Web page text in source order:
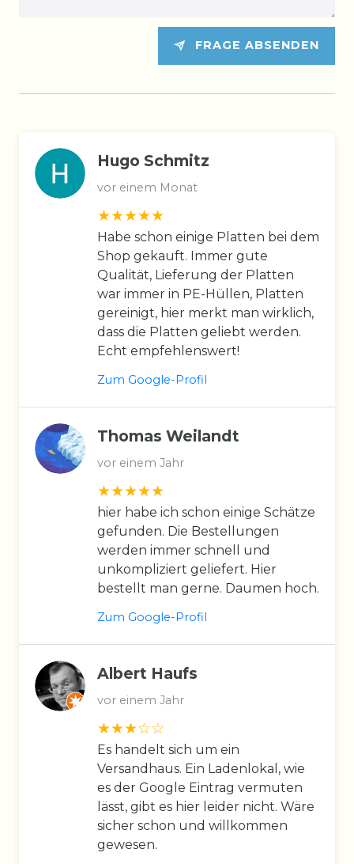
FRAGE ABSENDEN
Hugo Schmitz
vor einem Monat
Habe schon einige Platten bei dem
Shop gekauft. Immer gute
Qualität, Lieferung der Platten
war immer in PE-Hüllen, Platten
gereinigt, hier merkt man wirklich,
dass die Platten geliebt werden.
Echt empfehlenswert!
Zum Google-Profil
Thomas Weilandt
vor einem Jahr
hier habe ich schon einige Schätze
gefunden. Die Bestellungen
werden immer schnell und
unkompliziert geliefert. Hier
bestellt man gerne. Daumen hoch.
Zum Google-Profil
Albert Haufs
vor einem Jahr
Es handelt sich um ein
Versandhaus. Ein Ladenlokal, wie
es der Google Eintrag vermuten
lässt, gibt es hier leider nicht. Wäre
sicher schon und willkommen
gewesen.